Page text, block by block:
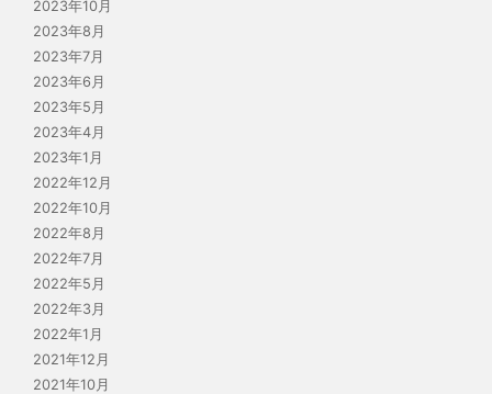
2023年10月
2023年8月
2023年7月
2023年6月
2023年5月
2023年4月
2023年1月
2022年12月
2022年10月
2022年8月
2022年7月
2022年5月
2022年3月
2022年1月
2021年12月
2021年10月